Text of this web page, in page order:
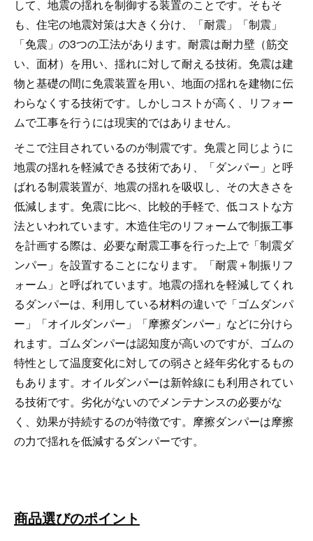
して、地震の揺れを制御する装置のことです。そもそ
も、住宅の地震対策は大きく分け、「耐震」「制震」
「免震」の3つの工法があります。耐震は耐力壁（筋交
い、面材）を用い、揺れに対して耐える技術。免震は建
物と基礎の間に免震装置を用い、地面の揺れを建物に伝
わらなくする技術です。しかしコストが高く、リフォー
ムで工事を行うには現実的ではありません。
そこで注目されているのが制震です。免震と同じように
地震の揺れを軽減できる技術であり、「ダンパー」と呼
ばれる制震装置が、地震の揺れを吸収し、その大きさを
低減します。免震に比べ、比較的手軽で、低コストな方
法といわれています。木造住宅のリフォームで制振工事
を計画する際は、必要な耐震工事を行った上で「制震ダ
ンパー」を設置することになります。「耐震＋制振リフ
ォーム」と呼ばれています。地震の揺れを軽減してくれ
るダンパーは、利用している材料の違いで「ゴムダンパ
ー」「オイルダンパー」「摩擦ダンパー」などに分けら
れます。ゴムダンパーは認知度が高いのですが、ゴムの
特性として温度変化に対しての弱さと経年劣化するもの
もあります。オイルダンパーは新幹線にも利用されてい
る技術です。劣化がないのでメンテナンスの必要がな
く、効果が持続するのが特徴です。摩擦ダンパーは摩擦
の力で揺れを低減するダンパーです。
商品選びのポイント